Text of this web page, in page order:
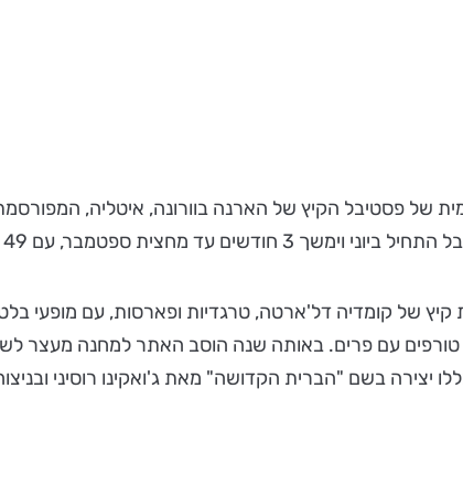
פסטיבל הקיץ של הארנה בוורונה, איטליה, המפורסמת
המאה ה-18 התקיימה בארנה עונת קיץ של קומדיה דל'ארטה, טרגדיות
כלבים טורפים עם פרים. באותה שנה הוסב האתר למחנה